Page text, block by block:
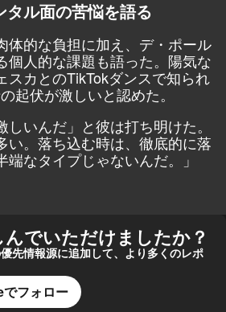
ル面の苦悩を語る
体的な負担に加え、デ・ポール
個人的な課題も語った。陽気な
スカとのTikTokダンスで知られ
起伏が激しいと認めた。
しいんだ」と彼は打ち明けた。
い。落ち込む時は、徹底的に落
なタイプじゃないんだ。」
でいただけましたか？
先情報源に追加して、より多くのレポ
フォロー